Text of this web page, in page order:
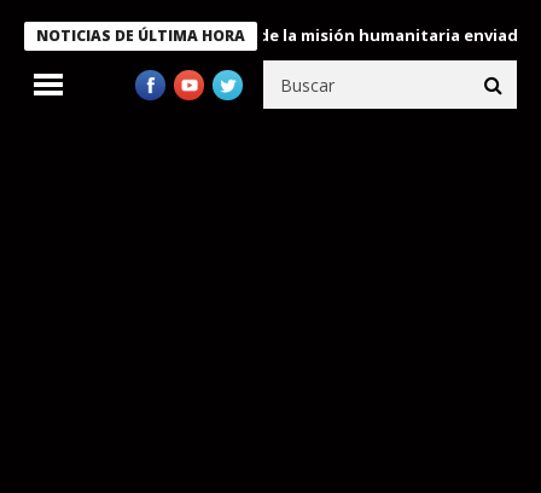
NOTICIAS DE ÚLTIMA HORA
a miembros de la misión humanitaria enviada a